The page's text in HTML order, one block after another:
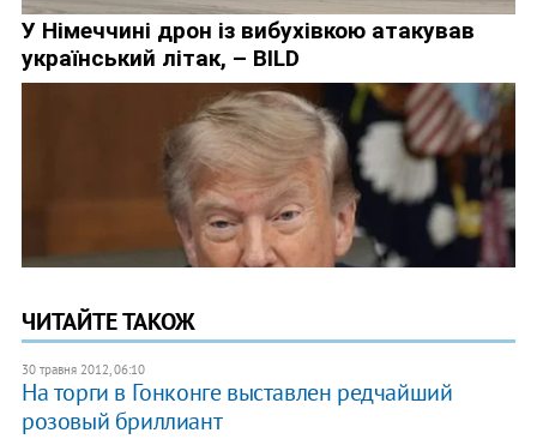
ЧИТАЙТЕ ТАКОЖ
30 травня 2012, 06:10
На торги в Гонконге выставлен редчайший
розовый бриллиант